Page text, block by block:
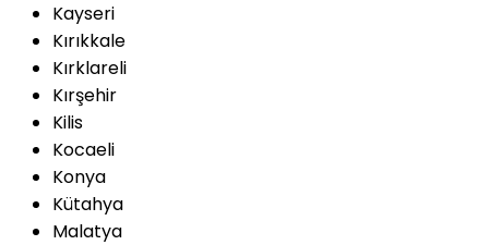
Kayseri
Kırıkkale
Kırklareli
Kırşehir
Kilis
Kocaeli
Konya
Kütahya
Malatya